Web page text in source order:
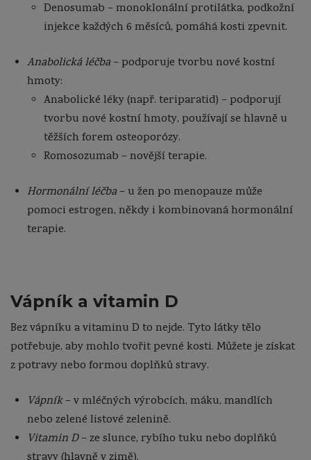
Denosumab – monoklonální protilátka, podkožní
injekce každých 6 měsíců, pomáhá kosti zpevnit.
Anabolická léčba– podporuje tvorbu nové kostní
hmoty:
Anabolické léky (např. teriparatid) – podporují
tvorbu nové kostní hmoty, používají se hlavně u
těžších forem osteoporózy.
Romosozumab – novější terapie.
Hormonální léčba– u žen po menopauze může
pomoci estrogen, někdy i kombinovaná hormonální
terapie.
Vápník a vitamin D
Bez vápníku a vitaminu D to nejde. Tyto látky tělo
potřebuje, aby mohlo tvořit pevné kosti. Můžete je získat
z potravy nebo formou doplňků stravy.
Vápník– v mléčných výrobcích, máku, mandlích
nebo zelené listové zelenině.
Vitamin D– ze slunce, rybího tuku nebo doplňků